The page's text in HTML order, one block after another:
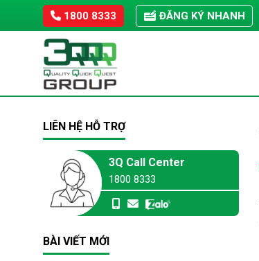
1800 8333 ĐĂNG KÝ NHANH
LIÊN HỆ HỖ TRỢ
3Q Call Center
1800 8333
BÀI VIẾT MỚI